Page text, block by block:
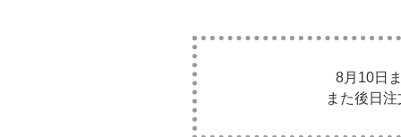
8月10日
また後日